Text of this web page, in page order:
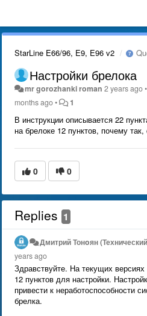
StarLine E66/96, E9, E96 v2
Настройки брелока
mr gorozhanki roman 2 years ago
months ago• 1
В инструкции описывается 22
на брелоке 12 пунктов, почему
0 0
Replies 1
Дмитрий Тонoян
years ago
Здравствуйте. На текущих
12 пунктов для настройки.
привести к неработоспособности
брелка.